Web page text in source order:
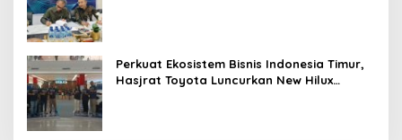
Perkuat Ekosistem Bisnis Indonesia Timur,
Hasjrat Toyota Luncurkan New Hilux